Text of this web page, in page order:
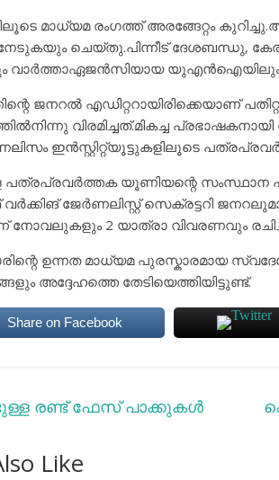
മാധ്യമ രംഗത്ത് അരങ്ങേറ്റം
ചെയ്തു.പിന്നീട് ദേശബന്ധു,
വാർത്താഏജൻസിയായ യുഎൻഐയിലും
ജനറൽ എഡിറ്ററായിരിക്കെയാണ്
വിരമിച്ചത്.മികച്ച
ഇൻസ്റ്റിറ്റ്യൂട്ടുകളിലൂടെ
യൂണിയന്റെ സംസ്ഥാന
ജേർണലിസ്റ്റ് സെക്രട്ടറി
നോവലുകളും 2 യാത്രാ വിവരണവും
ഉന്നത മാധ്യമ പുരസ്കാരമായ
അദ്ദേഹത്തെ തേടിയെത്തിയിട്ടുണ്ട്.
Share on Facebook
രണ്ട് ഫേസ് പാക്കുകള്‍
Like